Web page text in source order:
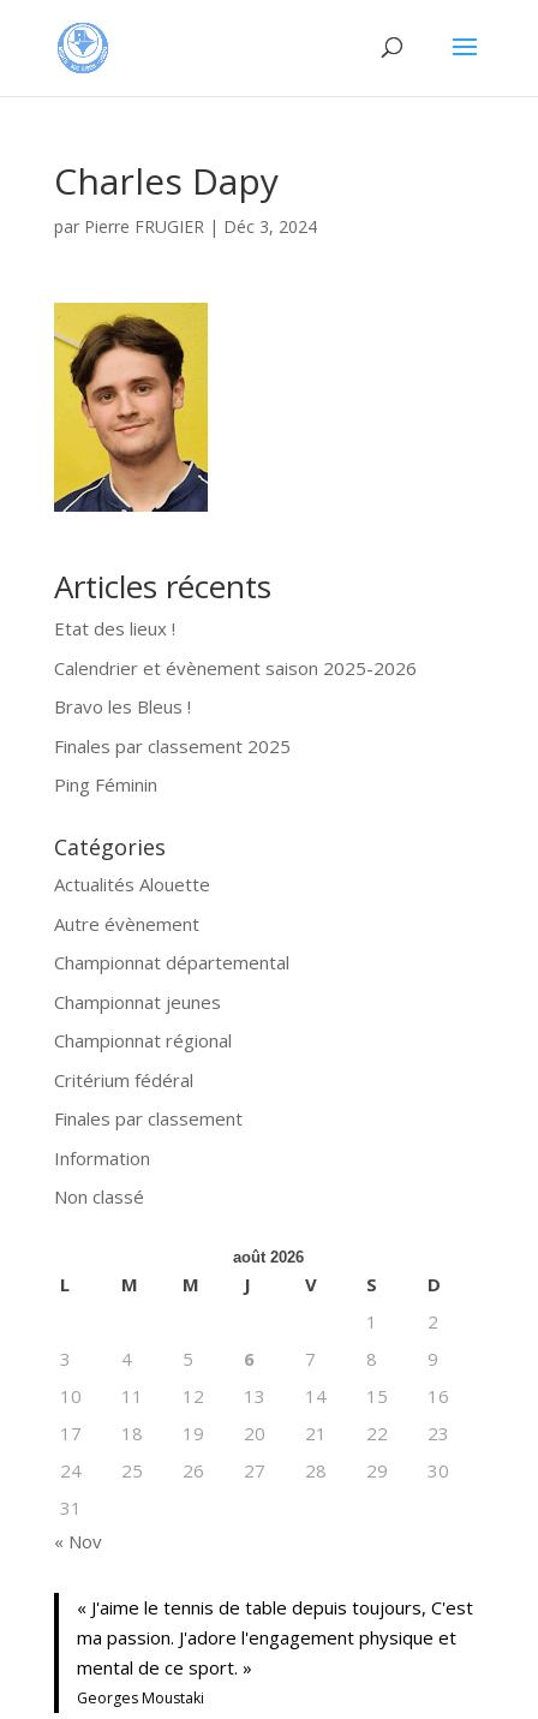
Charles Dapy
par Pierre FRUGIER| Déc 3, 2024
Articles récents
Etat des lieux !
Calendrier et évènement saison 2025-2026
Bravo les Bleus !
Finales par classement 2025
Ping Féminin
Catégories
Actualités Alouette
Autre évènement
Championnat départemental
Championnat jeunes
Championnat régional
Critérium fédéral
Finales par classement
Information
Non classé
août 2026
L M M J V S
D
1
2
3
4 5 6 7 8
9
10
11 12 13 14 15
16
17
18 19 20 21 22
23
24
25 26 27 28 29
30
31
« Nov
« J'aime le tennis de table depuis toujours, C'est
ma passion. J'adore l'engagement physique et
mental de ce sport. »
Georges Moustaki